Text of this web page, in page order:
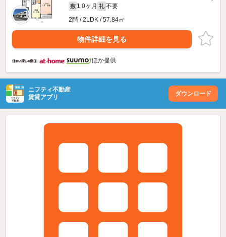
敷 1.0ヶ月 礼 不要
2階 / 2LDK / 57.84㎡
物件詳細を見る
ほか提供
ニフティ不動産
賃貸アプリ
ダウンロード